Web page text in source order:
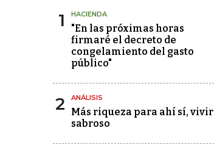
1 HACIENDA
"En las próximas horas
firmaré el decreto de
congelamiento del gasto
público"
2 ANÁLISIS
Más riqueza para ahí sí, vivir
sabroso